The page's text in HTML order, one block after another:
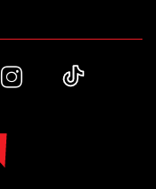
Instagram